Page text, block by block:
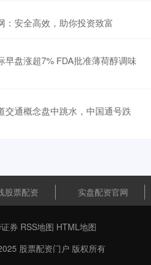
：安全高效，助你投资致富
早盘涨超7% FDA批准薄荷醇调味
交通概念盘中跳水，中国通号跌
股票配资 实盘配资官网
券 RSS地图 HTML地图
股票配资门户 版权所有